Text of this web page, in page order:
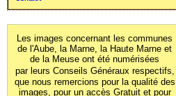
Les images concernant les communes
de l'Aube, la Marne, la Haute Marne et
de la Meuse ont été numérisées
par leurs Conseils Généraux respectifs,
que nous remercions pour la qualité des
images, pour un accès Gratuit et pour